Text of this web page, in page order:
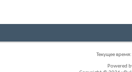
Текущее время:
Powered